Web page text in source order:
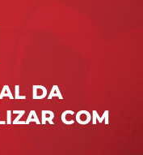
DA
COM